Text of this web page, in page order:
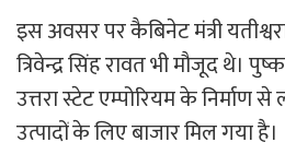
इस अवसर पर कैबिनेट मंत्री
त्रिवेन्द्र सिंह रावत भी मौजूद थे।
उत्तरा स्टेट एम्पोरियम के निर्माण
उत्पादों के लिए बाजार मिल गया है।